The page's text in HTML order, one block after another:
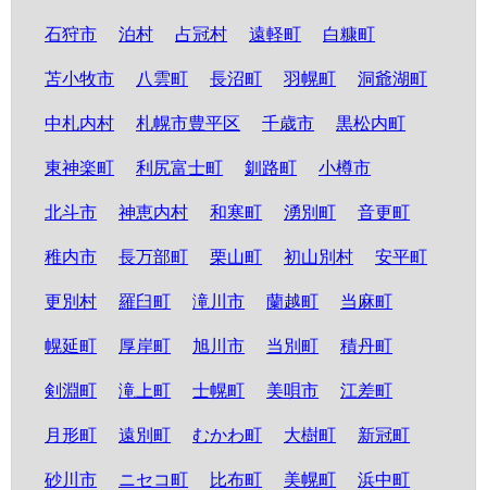
石狩市 泊村 占冠村 遠軽町 白糠町
苫小牧市 八雲町 長沼町 羽幌町 洞爺湖町
中札内村 札幌市豊平区 千歳市 黒松内町
東神楽町 利尻富士町 釧路町 小樽市
北斗市 神恵内村 和寒町 湧別町 音更町
稚内市 長万部町 栗山町 初山別村 安平町
更別村 羅臼町 滝川市 蘭越町 当麻町
幌延町 厚岸町 旭川市 当別町 積丹町
剣淵町 滝上町 士幌町 美唄市 江差町
月形町 遠別町 むかわ町 大樹町 新冠町
砂川市 ニセコ町 比布町 美幌町 浜中町